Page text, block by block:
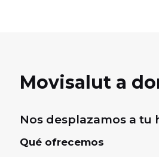
Movisalut a
Nos desplazamos a tu
Qué ofrecemos